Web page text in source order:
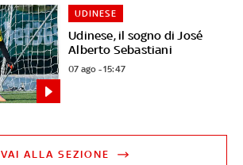
Udinese, il sogno di José
Alberto Sebastiani
UDINESE
07 ago - 15:47
VAI ALLA SEZIONE